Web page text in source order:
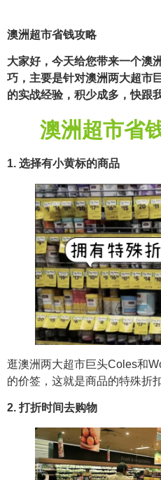
澳洲超市省钱攻略
大家好，今天给您带来一个澳
巧，主要是针对澳洲两大超
的实战经验，积少成多，快跟
澳洲超市省
1. 选择有小黄标的商品
逛澳洲两大超市巨头Coles和
的价签，这就是商品的特殊折
2. 打折时间去购物